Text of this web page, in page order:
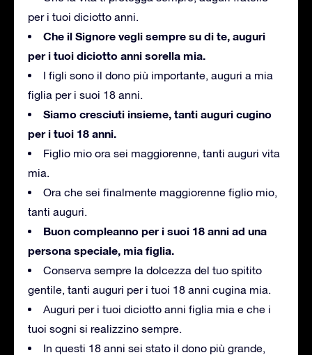
per i tuoi diciotto anni.
Che il Signore vegli sempre su di te, auguri
per i tuoi diciotto anni sorella mia.
I figli sono il dono più importante, auguri a mia
figlia per i suoi 18 anni.
Siamo cresciuti insieme, tanti auguri cugino
per i tuoi 18 anni.
Figlio mio ora sei maggiorenne, tanti auguri vita
mia.
Ora che sei finalmente maggiorenne figlio mio,
tanti auguri.
Buon compleanno per i suoi 18 anni ad una
persona speciale, mia figlia.
Conserva sempre la dolcezza del tuo spitito
gentile, tanti auguri per i tuoi 18 anni cugina mia.
Auguri per i tuoi diciotto anni figlia mia e che i
tuoi sogni si realizzino sempre.
In questi 18 anni sei stato il dono più grande,